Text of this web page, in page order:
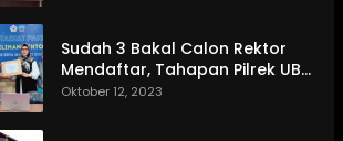
Sudah 3 Bakal Calon Rektor
Mendaftar, Tahapan Pilrek UBM
Gorontalo Makin Seru
Oktober 12, 2023